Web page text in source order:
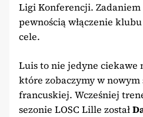
Ligi Konferencji. Zadaniem
pewnością włączenie
cele.
Luis to nie jedyne ciekawe
które zobaczymy w nowym
francuskiej. Wcześniej
sezonie LOSC Lille został